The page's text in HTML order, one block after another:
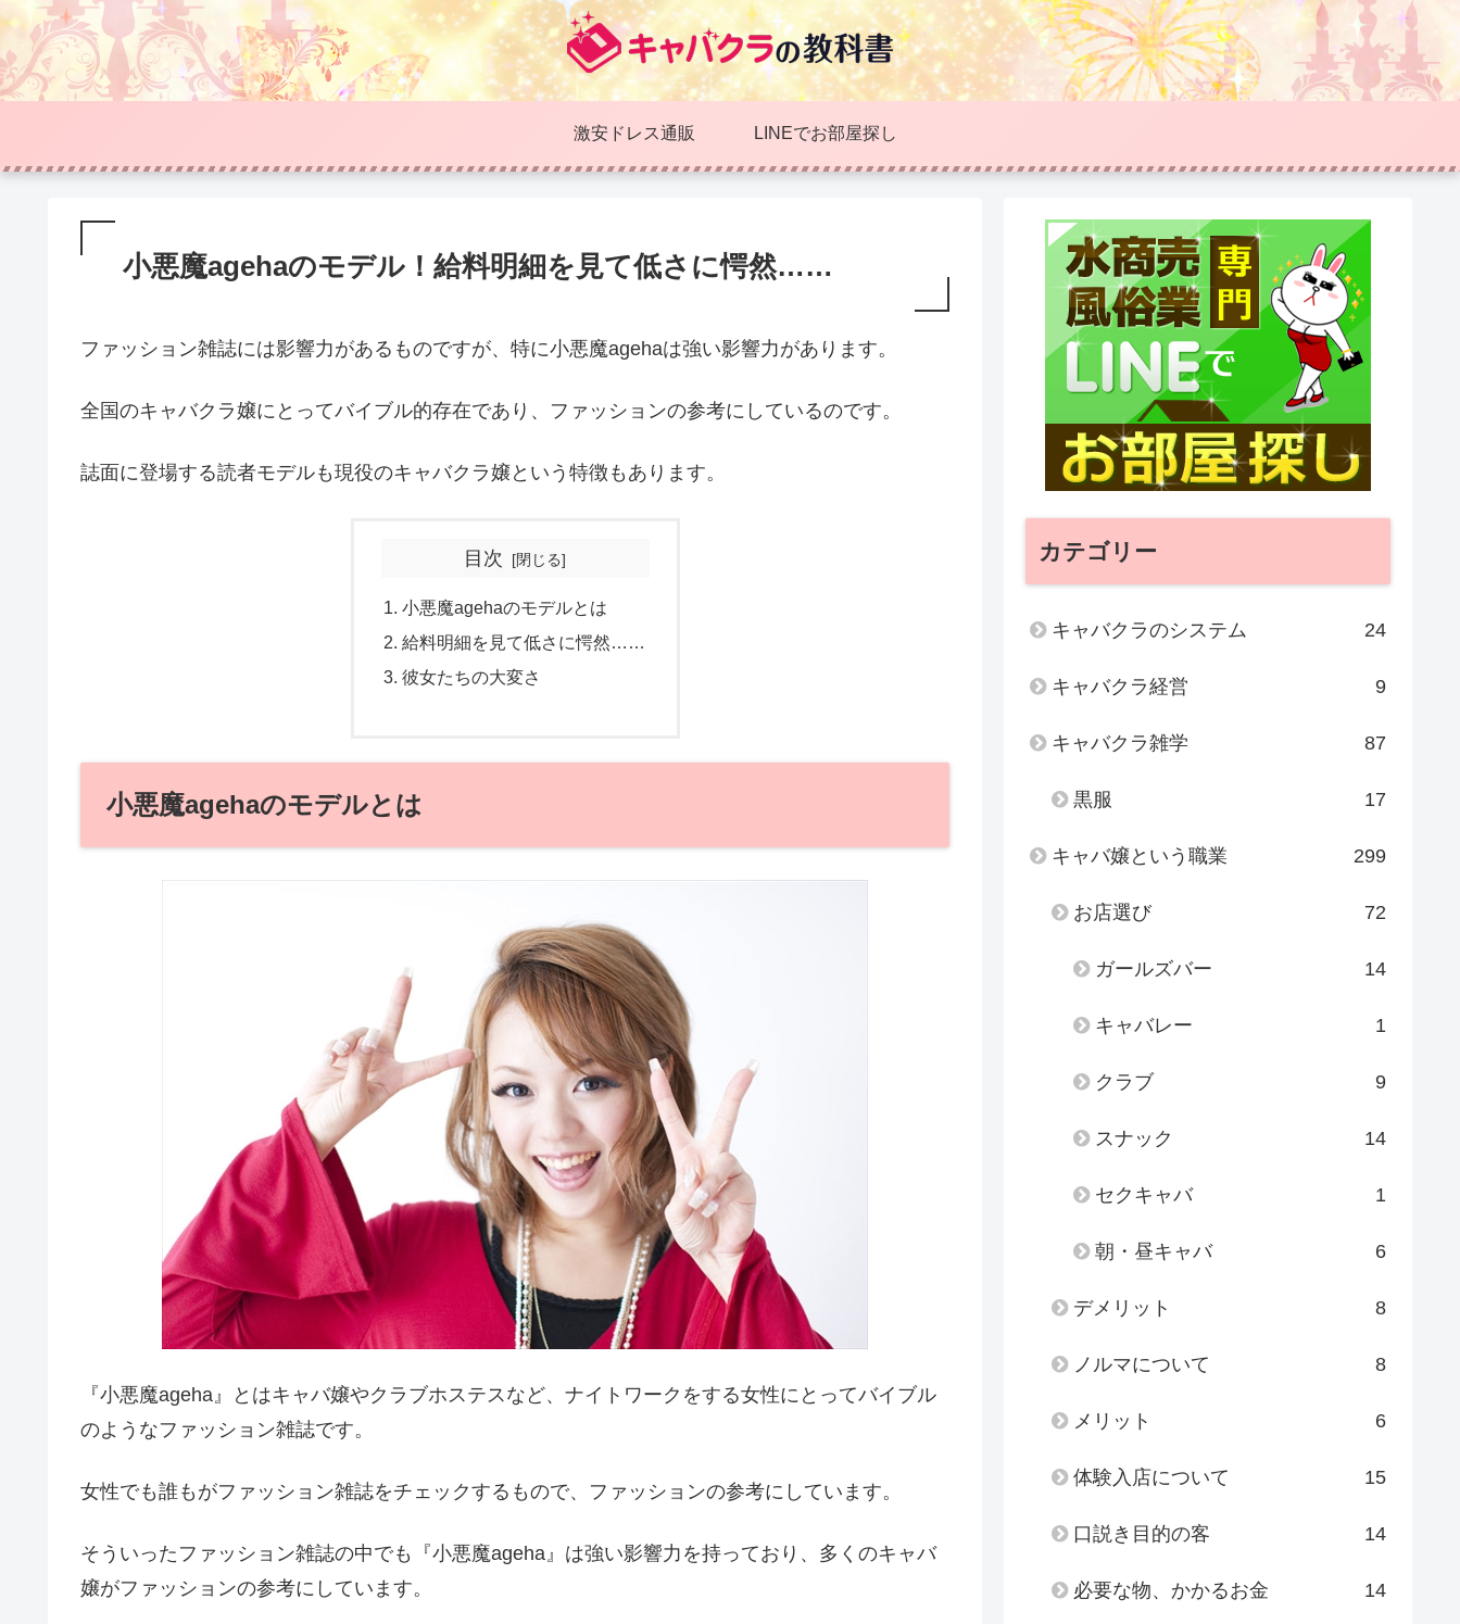
激安ドレス通販 LINEでお部屋探し
小悪魔agehaのモデル！給料明細を見て低さに愕然……
ファッション雑誌には影響力があるものですが、特に小悪魔agehaは強い影響力があります。
全国のキャバクラ嬢にとってバイブル的存在であり、ファッションの参考にしているのです。
誌面に登場する読者モデルも現役のキャバクラ嬢という特徴もあります。
目次
小悪魔agehaのモデルとは
給料明細を見て低さに愕然……
彼女たちの大変さ
小悪魔agehaのモデルとは
『小悪魔ageha』とはキャバ嬢やクラブホステスなど、ナイトワークをする女性にとってバイブル
のようなファッション雑誌です。
女性でも誰もがファッション雑誌をチェックするもので、ファッションの参考にしています。
そういったファッション雑誌の中でも『小悪魔ageha』は強い影響力を持っており、多くのキャバ
嬢がファッションの参考にしています。
カテゴリー
キャバクラのシステム 24
キャバクラ経営 9
キャバクラ雑学 87
黒服 17
キャバ嬢という職業 299
お店選び 72
ガールズバー 14
キャバレー 1
クラブ 9
スナック 14
セクキャバ 1
朝・昼キャバ 6
デメリット 8
ノルマについて 8
メリット 6
体験入店について 15
口説き目的の客 14
必要な物、かかるお金 14